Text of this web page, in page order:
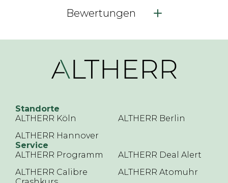
Bewertungen
Standorte
ALTHERR Köln
ALTHERR Berlin
ALTHERR Hannover
Service
ALTHERR Programm
ALTHERR Deal Alert
ALTHERR Calibre
ALTHERR Atomuhr